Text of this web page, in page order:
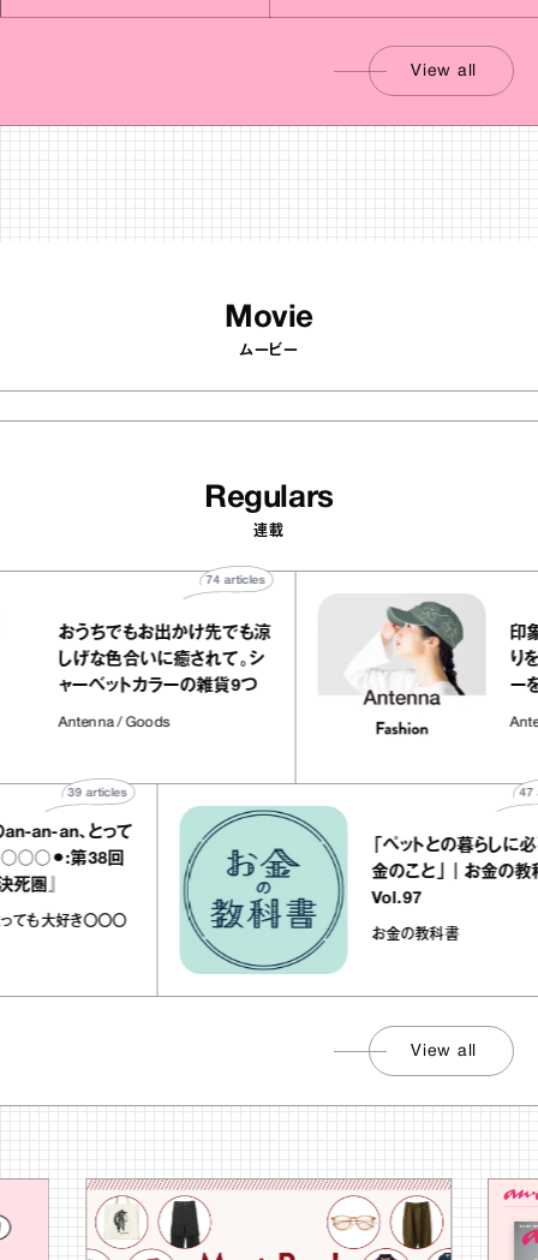
View all
Movie
ムービー
Regulars
連載
おうちでもお出かけ先でも涼
しげな色合いに癒されて。シ
ャーベットカラーの雑貨9つ
Antenna / Goods
74 articles
、とって
第38回
好き〇〇〇
articles
「ペットとの暮らしに必要なお
金のこと」｜お金の教科書
Vol.97
お金の教科書
articles
View all